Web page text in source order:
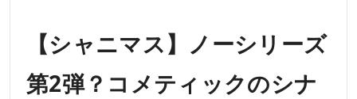
【シャニマス】ノーシリーズ
第2弾？コメティックのシナ